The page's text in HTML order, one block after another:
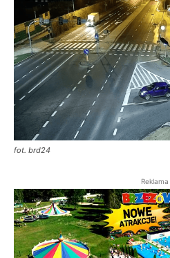
fot. brd24
Reklama